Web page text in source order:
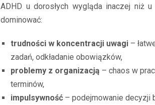
ADHD u dorosłych wygląda inaczej niż
dominować:
trudności w koncentracji uwagi –
zadań, odkładanie obowiązków,
problemy z organizacją – chaos w
terminów,
impulsywność – podejmowanie decyzji